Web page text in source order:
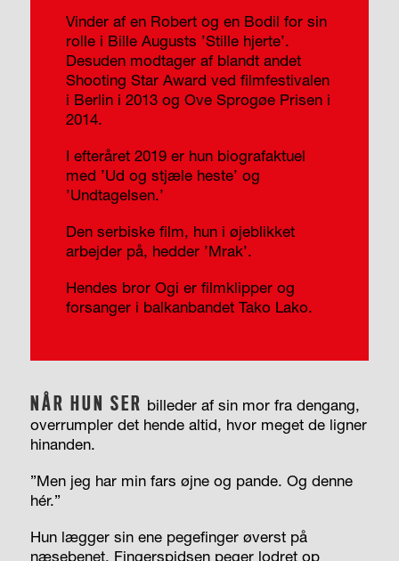
Vinder af en Robert og en Bodil for sin
rolle i Bille Augusts ’Stille hjerte’.
Desuden modtager af blandt andet
Shooting Star Award ved filmfestivalen
i Berlin i 2013 og Ove Sprogøe Prisen i
2014.
I efteråret 2019 er hun biografaktuel
med ’Ud og stjæle heste’ og
’Undtagelsen.’
Den serbiske film, hun i øjeblikket
arbejder på, hedder ’Mrak’.
Hendes bror Ogi er filmklipper og
forsanger i balkanbandet Tako Lako.
NÅR HUN SER billeder af sin mor fra dengang,
overrumpler det hende altid, hvor meget de ligner
hinanden.
”Men jeg har min fars øjne og pande. Og denne
hér.”
Hun lægger sin ene pegefinger øverst på
næsebenet. Fingerspidsen peger lodret op